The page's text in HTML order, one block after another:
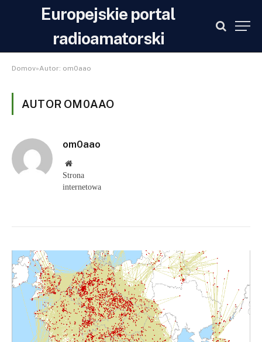
Europejskie portal
radioamatorski
Domov»Autor: om0aao
AUTOR OM0AAO
om0aao
Strona
internetowa